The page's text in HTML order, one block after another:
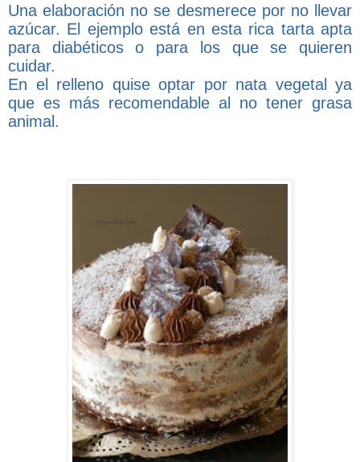
Una elaboración no se desmerece por no llevar
azúcar. El ejemplo está en esta rica tarta apta
para diabéticos o para los que se quieren
cuidar.
En el relleno quise optar por nata vegetal ya
que es más recomendable al no tener grasa
animal.